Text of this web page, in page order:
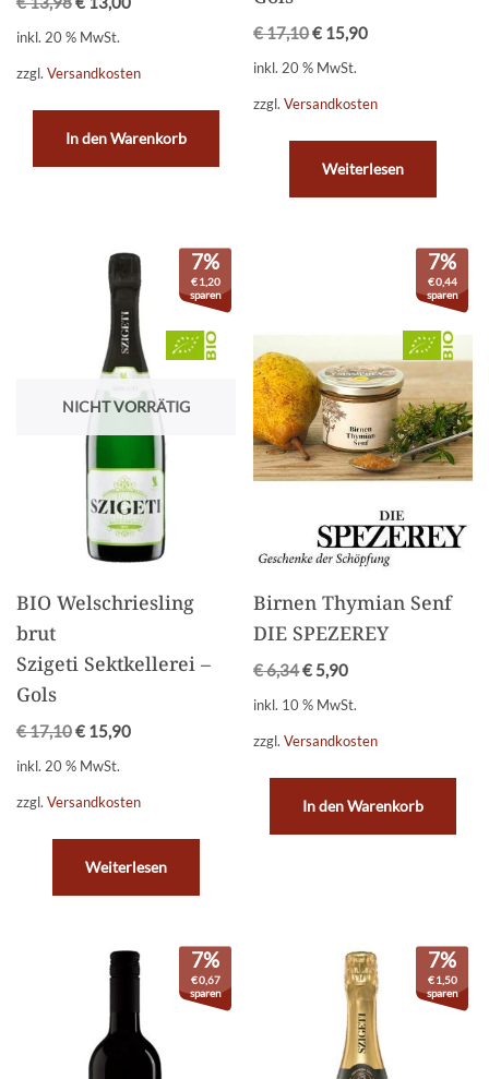
inkl. 20 % MwSt.
zzgl. Versandkosten
In den Warenkorb
€17,10€ 15,90
inkl. 20 % MwSt.
zzgl.Versandkosten
Weiterlesen
NICHT VORRÄTIG
7%
€1,20
sparen
BIO Welschriesling
brut
Szigeti Sektkellerei –
Gols
€17,10€ 15,90
inkl. 20 % MwSt.
zzgl. Versandkosten
Weiterlesen
7%
€0,44
sparen
Birnen Thymian Senf
DIE SPEZEREY
€6,34€ 5,90
inkl. 10 % MwSt.
zzgl.Versandkosten
In den Warenkorb
7%
€0,67
sparen
7%
€1,50
sparen